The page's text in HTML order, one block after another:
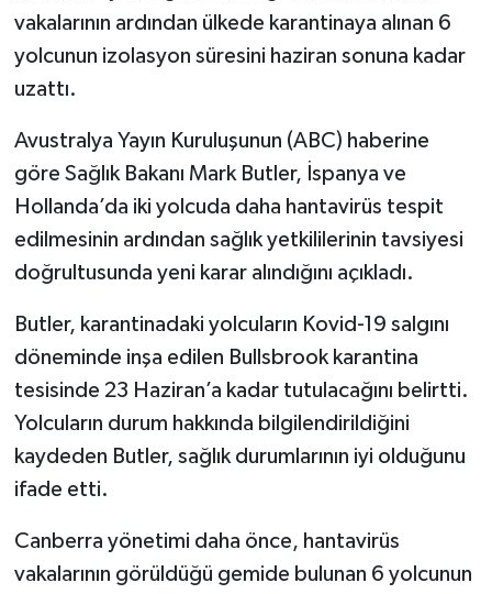
vakalarının ardından ülkede karantinaya alınan 6
yolcunun izolasyon süresini haziran sonuna kadar
uzattı.
Avustralya Yayın Kuruluşunun (ABC) haberine
göre Sağlık Bakanı Mark Butler, İspanya ve
Hollanda’da iki yolcuda daha hantavirüs tespit
edilmesinin ardından sağlık yetkililerinin tavsiyesi
doğrultusunda yeni karar alındığını açıkladı.
Butler, karantinadaki yolcuların Kovid-19 salgını
döneminde inşa edilen Bullsbrook karantina
tesisinde 23 Haziran’a kadar tutulacağını belirtti.
Yolcuların durum hakkında bilgilendirildiğini
kaydeden Butler, sağlık durumlarının iyi olduğunu
ifade etti.
Canberra yönetimi daha önce, hantavirüs
vakalarının görüldüğü gemide bulunan 6 yolcunun